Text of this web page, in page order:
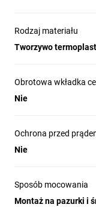
Rodzaj materiału
Tworzywo
Obrotowa wkładka
Nie
Ochrona przed
Nie
Sposób mocowania
Montaż na pazurki i